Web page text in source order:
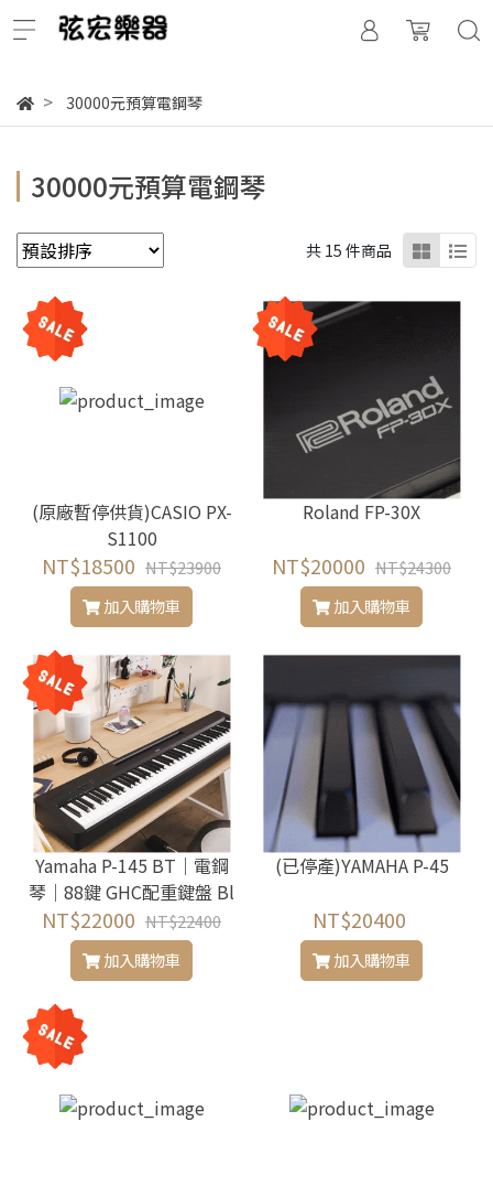
30000元預算電鋼琴
30000元預算電鋼琴
共 15 件商品
(原廠暫停供貨)CASIO PX-
S1100
NT$18500 NT$23900
加入購物車
Roland FP-30X
NT$20000 NT$24300
加入購物車
Yamaha P-145 BT｜電鋼
琴｜88鍵 GHC配重鍵盤 Bl
uetooth 可攜式電鋼琴
NT$22000 NT$22400
加入購物車
(已停產)YAMAHA P-45
NT$20400
加入購物車